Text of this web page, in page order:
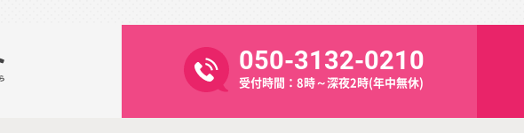
050-3132-0210
受付時間：8時～深夜2時(年中無休)